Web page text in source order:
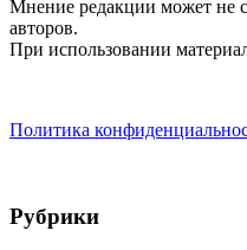
Мнение редакции может не
авторов.
При использовании
Политика
Рубрики